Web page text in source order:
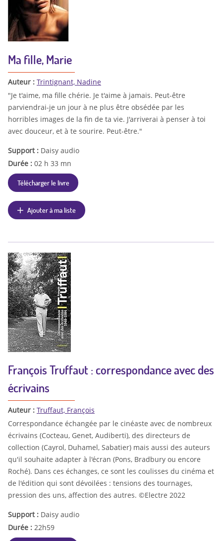
Ma fille, Marie
Auteur : Trintignant, Nadine
"Je t'aime, ma fille chérie. Je t'aime à jamais. Peut-être
parviendrai-je un jour à ne plus être obsédée par les
horribles images de la fin de ta vie. J'arriverai à penser à toi
avec douceur, et à te sourire. Peut-être."
Support : Daisy audio
Durée : 02 h 33 mn
Télécharger le livre
Ajouter à ma liste
François Truffaut : correspondance avec des
écrivains
Auteur : Truffaut, François
Correspondance échangée par le cinéaste avec de nombreux
écrivains (Cocteau, Genet, Audiberti), des directeurs de
collection (Cayrol, Duhamel, Sabatier) mais aussi des auteurs
qu'il souhaite adapter à l'écran (Pons, Bradbury ou encore
Roché). Dans ces échanges, ce sont les coulisses du cinéma et
de l'édition qui sont dévoilées : tensions des tournages,
pression des uns, affection des autres. ©Electre 2022
Support : Daisy audio
Durée : 22h59